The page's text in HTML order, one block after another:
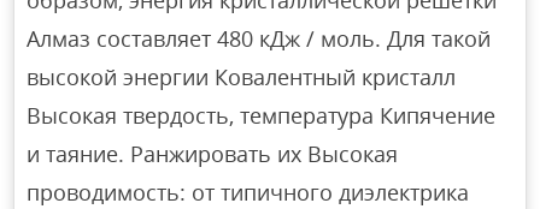
Алмаз составляет 480 кДж / моль. Для такой
высокой энергии Ковалентный кристалл
Высокая твердость, температура Кипячение
и таяние. Ранжировать их Высокая
проводимость: от типичного диэлектрика